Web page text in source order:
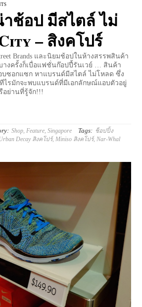
ช้อป มีสไตล์ ไม่
– สิงคโปร์
Brands และนิยมช้อปในห้างสรรพสินค้า
างครั้งก็เบื่อแฟชั่นก๊อปปี้รันเวย์ … สินค้า
บซอกแซก หาแบรนด์มีสไตล์ ไม่โหลด ซึ่ง
ไรมักจะพบแบรนด์ที่มีเอกลักษณ์แอบตัวอยู่
อย่านที่รู้จัก!!!
Shop,Feature,Singapore Tags: ช็อปปิ้ง
Decay สิงคโปร์,Miniso สิงคโปร์,Nar-Whal